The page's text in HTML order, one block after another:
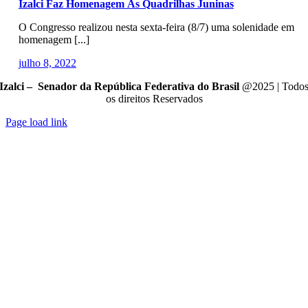
Izalci Faz Homenagem Às Quadrilhas Juninas
O Congresso realizou nesta sexta-feira (8/7) uma solenidade em
homenagem [...]
julho 8, 2022
Izalci – Senador da República Federativa do Brasil @2025 | Todos
os direitos Reservados
Page load link